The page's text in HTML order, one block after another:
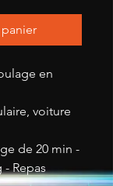
en
voiture
de 20 min -
Repas